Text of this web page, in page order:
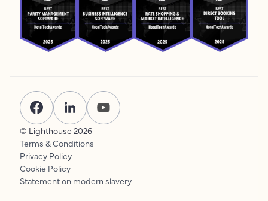
© Lighthouse 2026
Terms & Conditions
Privacy Policy
Cookie Policy
Statement on modern slavery